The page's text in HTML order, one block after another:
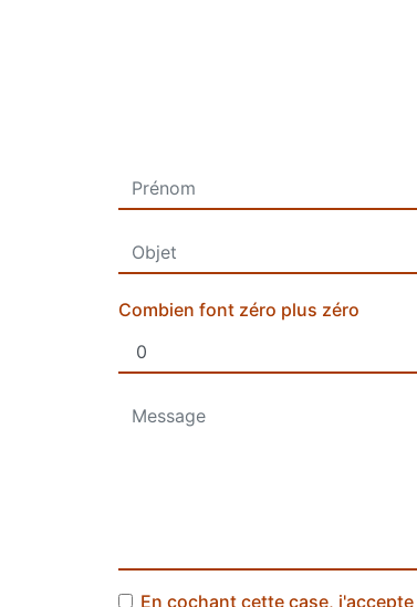
Combien font zéro plus zéro
En cochant cette case,